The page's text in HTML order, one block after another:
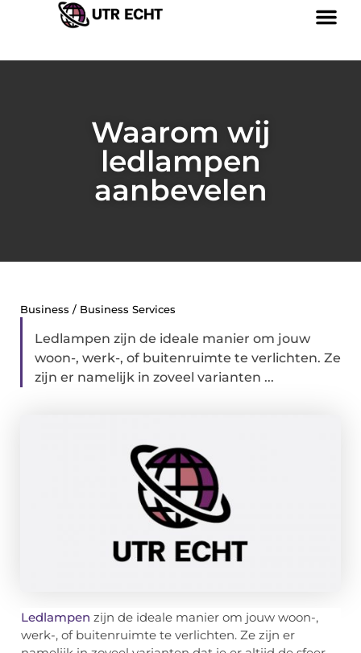
Waarom wij
ledlampen
aanbevelen
Business / Business Services
Ledlampen zijn de ideale manier om jouw
woon-, werk-, of buitenruimte te verlichten. Ze
zijn er namelijk in zoveel varianten ...
Ledlampen zijn de ideale manier om jouw woon-,
werk-, of buitenruimte te verlichten. Ze zijn er